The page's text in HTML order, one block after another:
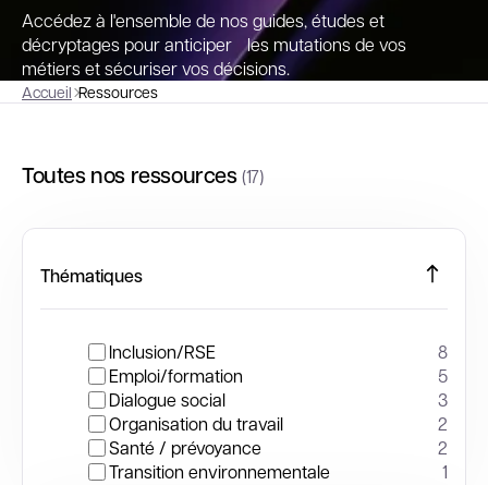
Accédez à l'ensemble de nos guides, études et
décryptages pour anticiper les mutations de vos
métiers et sécuriser vos décisions.
Accueil Ressources
Toutes nos ressources(17)
Thématiques
Inclusion/RSE
8
Emploi/formation
5
Dialogue social
3
Organisation du travail
2
Santé / prévoyance
2
Transition environnementale
1